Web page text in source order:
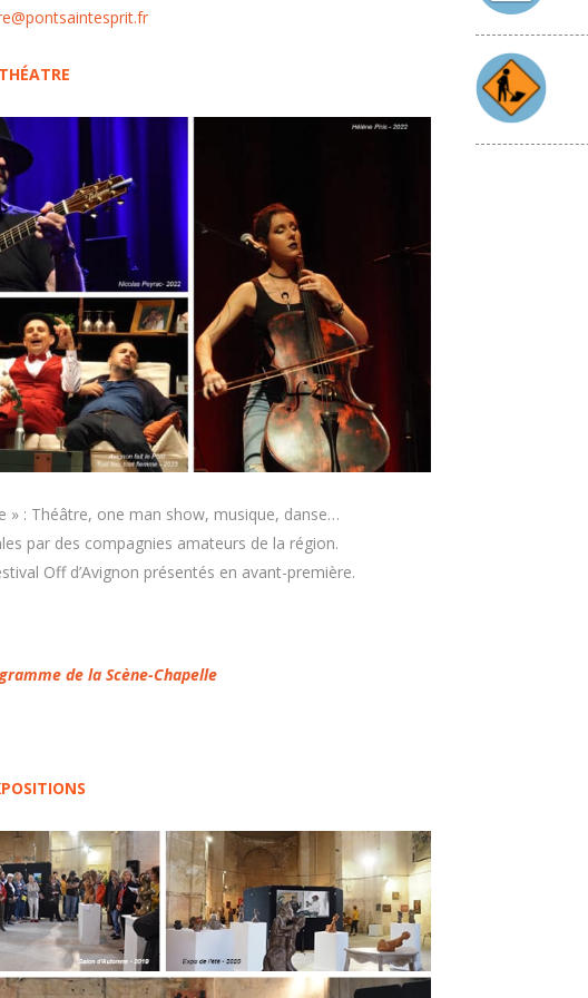
ÉATRE
» : Théâtre, one man show, musique, danse…
par des compagnies amateurs de la région.
Off d’Avignon présentés en avant-première.
de la Scène-Chapelle